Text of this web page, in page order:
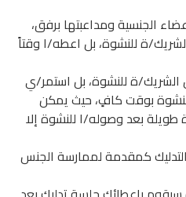
الجنسية ومداعبتها برفق،
ة للنشوة، بل اعطه/ا وقتاً
الشريك/ة للنشوة، بل استمر/ي
بوقت كافٍ، حيث يمكن
طويلة بعد وصوله/ا للنشوة إلا
كمقدمة لممارسة الجنس